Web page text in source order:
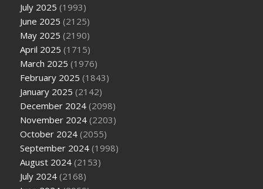
July 2025 (1993)
June 2025 (2125)
May 2025 (2190)
April 2025 (1715)
March 2025 (1976)
February 2025 (1843)
January 2025 (2142)
December 2024 (2098)
November 2024 (2203)
October 2024 (2055)
September 2024 (1998)
August 2024 (2153)
July 2024 (2168)